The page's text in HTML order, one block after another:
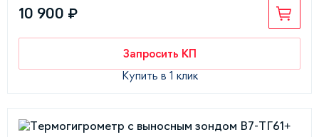
10 900 ₽
Запросить КП
Купить в 1 клик